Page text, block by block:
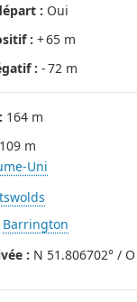
: Oui
: + 65 m
: - 72 m
164 m
109 m
Uni
Barrington
: N 51.806702° /